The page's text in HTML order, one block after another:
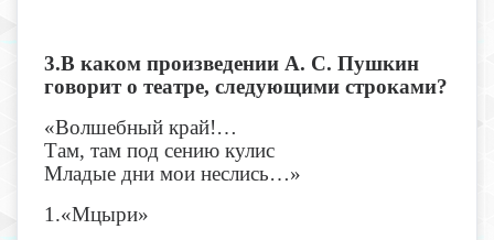
3.В каком произведении А. С. Пушкин
говорит о театре, следующими строками?
«Волшебный край!…
Там, там под сению кулис
Младые дни мои неслись…»
1.«Мцыри»